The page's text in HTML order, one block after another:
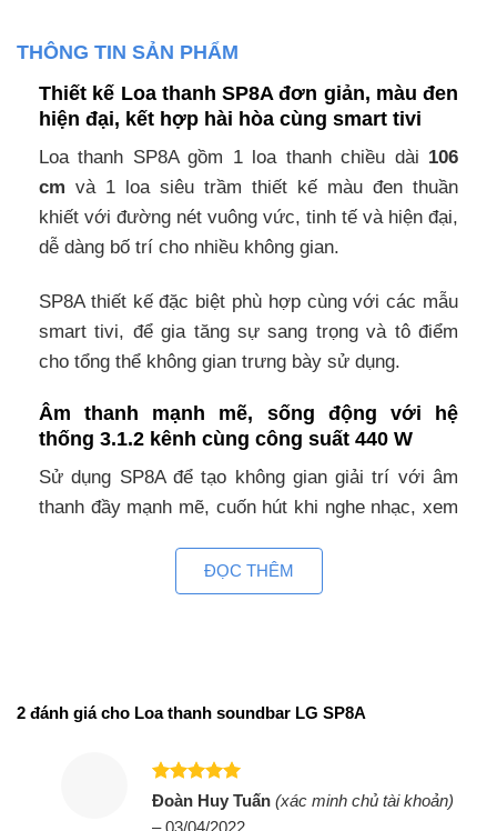
THÔNG TIN SẢN PHẨM
Thiết kế Loa thanh SP8A đơn giản, màu đen
hiện đại, kết hợp hài hòa cùng smart tivi
Loa thanh SP8A gồm 1 loa thanh chiều dài 106
cm và 1 loa siêu trầm thiết kế màu đen thuần
khiết với đường nét vuông vức, tinh tế và hiện đại,
dễ dàng bố trí cho nhiều không gian.
SP8A thiết kế đặc biệt phù hợp cùng với các mẫu
smart tivi, để gia tăng sự sang trọng và tô điểm
cho tổng thể không gian trưng bày sử dụng.
Âm thanh mạnh mẽ, sống động với hệ
thống 3.1.2 kênh cùng công suất 440 W
Sử dụng SP8A để tạo không gian giải trí với âm
thanh đầy mạnh mẽ, cuốn hút khi nghe nhạc, xem
Thêm độ chân thật, chiều sâu âm thanh cho không
chiều Dolby Atmos và DTS:X, thưởng thức âm
thanh ấn tượng tựa rạp chiếu phim ngay tại nhà.
ĐỌC THÊM
2 đánh giá cho Loa thanh soundbar LG SP8A
Được xếp
5
Đoàn Huy Tuấn(xác minh chủ tài khoản)
– 03/04/2022